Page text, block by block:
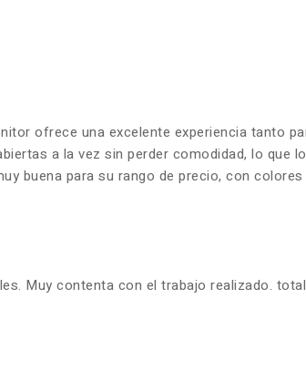
ofrece una excelente experiencia tanto
a la vez sin perder comodidad, lo que
buena para su rango de precio, con
Muy contenta con el trabajo realizado.